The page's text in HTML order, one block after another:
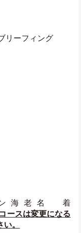
リーフィング
海老名　着
ースは変更になる
。